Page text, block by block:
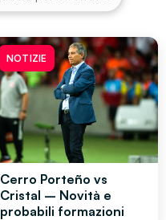
NOTIZIE
Cerro Porteño vs
Cristal – Novità e
probabili formazioni